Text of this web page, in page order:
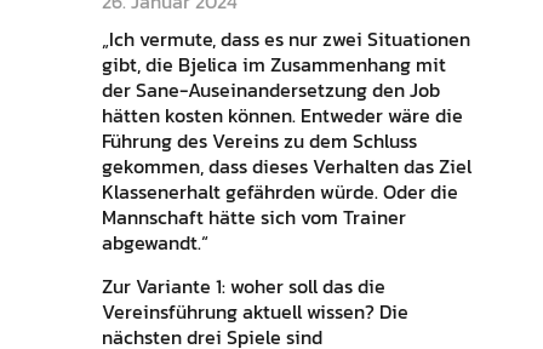
„Ich vermute, dass es nur zwei Situationen
gibt, die Bjelica im Zusammenhang mit
der Sane-Auseinandersetzung den Job
hätten kosten können. Entweder wäre die
Führung des Vereins zu dem Schluss
gekommen, dass dieses Verhalten das Ziel
Klassenerhalt gefährden würde. Oder die
Mannschaft hätte sich vom Trainer
abgewandt.“
Zur Variante 1: woher soll das die
Vereinsführung aktuell wissen? Die
nächsten drei Spiele sind